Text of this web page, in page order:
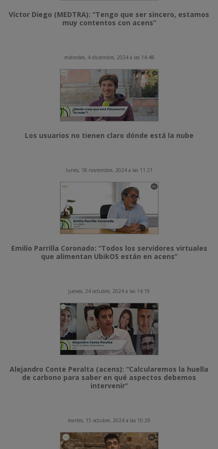
Víctor Diego (MEDTRA): “Tengo que ser sincero, estamos
muy contentos con acens”
miércoles, 4 diciembre, 2024 a las 14:48
Los usuarios no tienen claro dónde está la nube
lunes, 18 noviembre, 2024 a las 11:21
Emilio Parrilla Coronado: “Todos los servidores virtuales
que alimentan UbikOS están en acens”
jueves, 24 octubre, 2024 a las 14:19
Alejandro Conte Peralta (acens): “Calcularemos la huella
de carbono para saber en qué aspectos debemos
intervenir”
martes, 15 octubre, 2024 a las 10:29